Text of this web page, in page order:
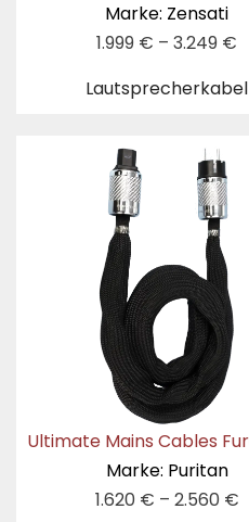
Lautsprecherkabel
Marke: Zensati
1.999 € –3.249 €
Marke: Puritan
1.620 € – 2.560 €